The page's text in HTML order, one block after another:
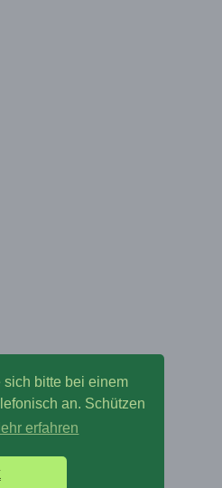
bitte bei einem
an. Schützen
erfahren